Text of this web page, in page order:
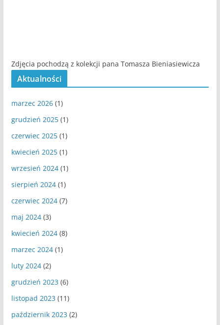
Zdjęcia pochodzą z kolekcji pana Tomasza Bieniasiewicza
Aktualności
marzec 2026(1)
grudzień 2025(1)
czerwiec 2025(1)
kwiecień 2025(1)
wrzesień 2024(1)
sierpień 2024(1)
czerwiec 2024(7)
maj 2024(3)
kwiecień 2024(8)
marzec 2024(1)
luty 2024(2)
grudzień 2023 (6)
listopad 2023 (11)
październik 2023 (2)